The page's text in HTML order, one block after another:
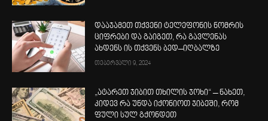
დააჯამეთ თქვენი ტელეფონის ნომრის
ციფრები და გაიგეთ, რა გავლენას
ახდენს ის თქვენს ბედ–იღბალზე
თებერვალი 9, 2024
„ატარეთ ჯიბით თხილის ჯოხი“ – ნახეთ,
კიდევ რა უნდა იქონიოთ ჯიბეში, რომ
ფული სულ გქონდეთ